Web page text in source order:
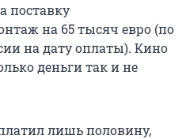
поставку
на 65 тысяч евро (по
на дату оплаты). Кино
деньги так и не
лишь половину,